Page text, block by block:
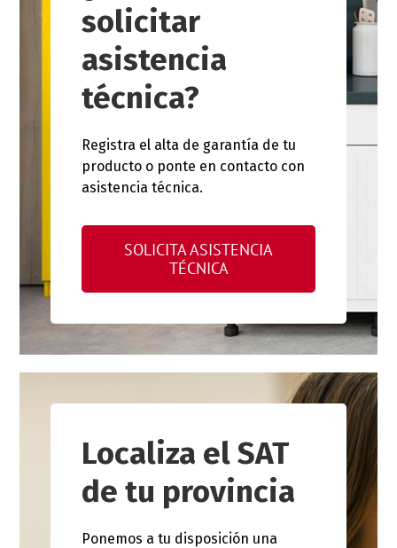
solicitar
asistencia
técnica?
Registra el alta de garantía de tu
producto o ponte en contacto con
asistencia técnica.
SOLICITA ASISTENCIA
TÉCNICA
Localiza el SAT
de tu provincia
Ponemos a tu disposición una